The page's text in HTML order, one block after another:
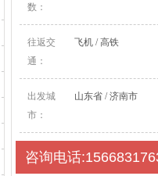
数：
往返交
通：
飞机 / 高铁
出发城
市：
山东省 / 济南市
咨询电话